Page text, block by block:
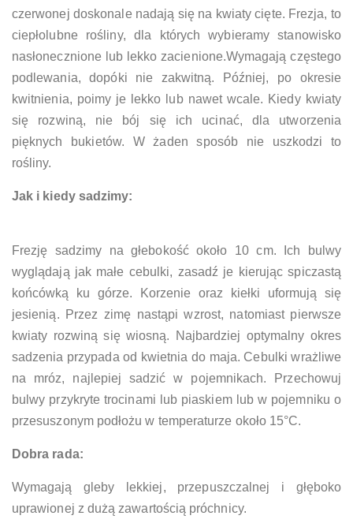
czerwonej doskonale nadają się na kwiaty cięte. Frezja, to
ciepłolubne rośliny, dla których wybieramy stanowisko
nasłonecznione lub lekko zacienione.Wymagają częstego
podlewania, dopóki nie zakwitną. Później, po okresie
kwitnienia, poimy je lekko lub nawet wcale. Kiedy kwiaty
się rozwiną, nie bój się ich ucinać, dla utworzenia
pięknych bukietów. W żaden sposób nie uszkodzi to
rośliny.
Jak i kiedy sadzimy:
Frezję sadzimy na głebokość około 10 cm. Ich bulwy
wyglądają jak małe cebulki, zasadź je kierując spiczastą
końcówką ku górze. Korzenie oraz kiełki uformują się
jesienią. Przez zimę nastąpi wzrost, natomiast pierwsze
kwiaty rozwiną się wiosną. Najbardziej optymalny okres
sadzenia przypada od kwietnia do maja. Cebulki wrażliwe
na mróz, najlepiej sadzić w pojemnikach. Przechowuj
bulwy przykryte trocinami lub piaskiem lub w pojemniku o
przesuszonym podłożu w temperaturze około 15°C.
Dobra rada:
Wymagają gleby lekkiej, przepuszczalnej i głęboko
uprawionej z dużą zawartością próchnicy.